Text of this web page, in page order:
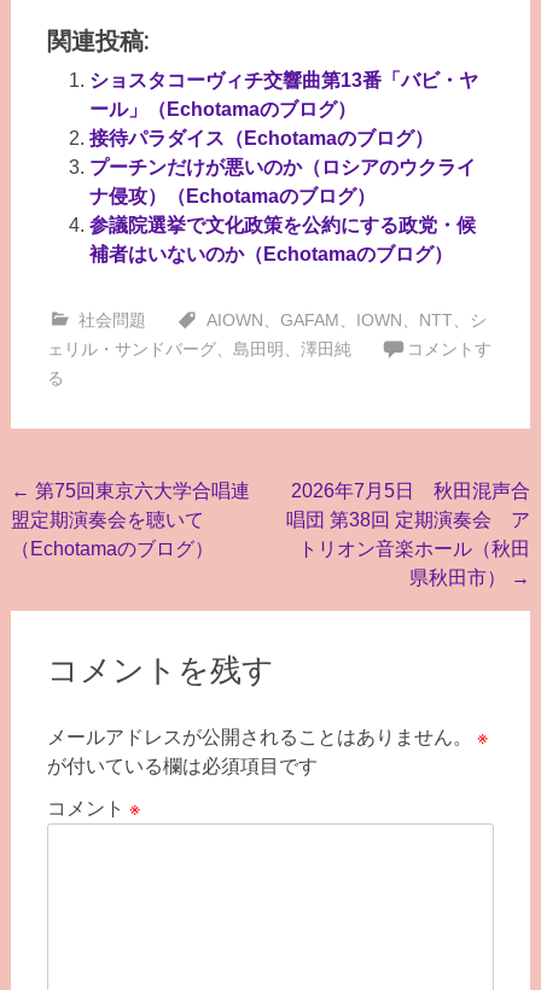
関連投稿:
ショスタコーヴィチ交響曲第13番「バビ・ヤ
ール」（Echotamaのブログ）
接待パラダイス（Echotamaのブログ）
プーチンだけが悪いのか（ロシアのウクライ
ナ侵攻）（Echotamaのブログ）
参議院選挙で文化政策を公約にする政党・候
補者はいないのか（Echotamaのブログ）
社会問題 AIOWN GAFAM IOWN NTT、
シ
ェリル・サンドバーグ、 島田明 澤田純
コメントす
る
投
稿
ビ
← 第75回東京六大学合唱連
盟定期演奏会を聴いて
（Echotamaのブログ）
2026年7月5日 秋田混声合
唱団 第38回 定期演奏会 ア
トリオン音楽ホール（秋田
県秋田市）
→
コメントを残す
メールアドレスが公開されることはありません。
※
が付いている欄は必須項目です
コメント ※